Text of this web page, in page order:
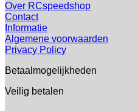
Over RCspeedshop
Contact
Informatie
Algemene voorwaarden
Privacy Policy
Betaalmogelijkheden
Veilig betalen